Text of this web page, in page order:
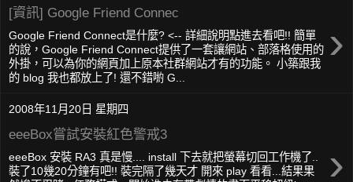
[資訊] Google Friend Connec
›
Google Friend Connect是什麼? <-- 詳細說明點進去看吧!! 簡單
的說，Google Friend Connect提供了一套讓網站、部落格使用的
外掛，可以為你的網頁加上原本社群網站才有的功能。 小築跟我
的 blog 我也都放上了! 還不錯喲 G...
2008年11月20日 星期四
eeeBox嘗試安裝紅色警戒3
›
eeeBox 安裝 RA3 真是慢.... install 下去就把螢幕切回工作機了..
裝了10幾20分鐘有吧!! 裝完隔了幾天才 開來 play 看看...結果果